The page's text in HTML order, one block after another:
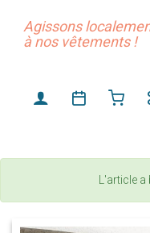
Agissons
à nos vêtements !
L'article